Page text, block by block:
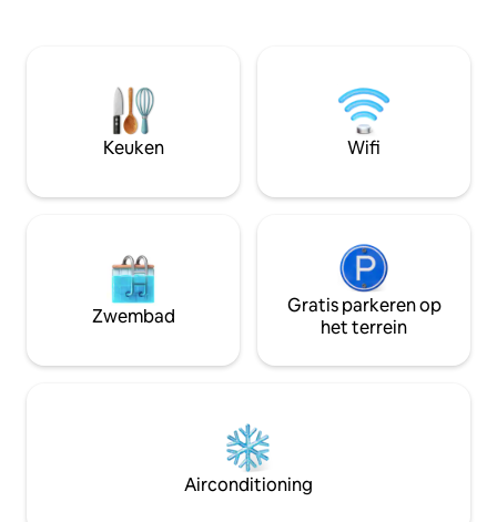
woonkamer, een volledige keuken en
een badkamer.
is 1 badkamer per
geïntegreerde
aanwezig. BBQ-
Toegang is
Keuken Wifi
Zwembad
Gratis parkeren op
het terrein
Airconditioning